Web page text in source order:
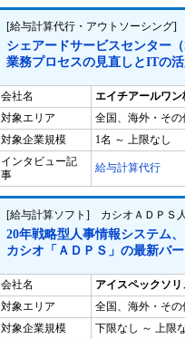
[給与計算代行・アウトソーシング
シェアードサービスセンター
業務プロセスの見直しとITの
会社名
エイチアールワン
対象エリア
全国、海外・その
対象企業規模
1名 ～ 上限なし
インタビュー記
事
給与計算代行
[給与計算ソフト] カシオＡＤＰＳ
20年戦略型人事情報システム、
カシオ「ＡＤＰＳ」の最新バ
会社名
アイスペックソ
対象エリア
全国、海外・その
対象企業規模
下限なし ～ 上限